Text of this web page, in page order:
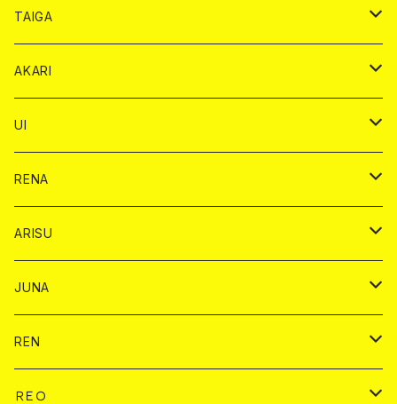
ショット
チェキ １５００円
ショット
BAIKA
シャンパンカード
ドリンクカード
チップ
チェキ
ドリンク
シャンパン
1ドリンク
チップ
TAIGA
ドリンク
シャンパン
1ドリンク
チップ
AKARI
ドリンク
1ドリンク
ショット
UI
バイカ
ドリンク
シャンパン
ドリンク
チェキ
RENA
バイカ
ドリンク
ドリンク
ヤードグラス
チェキ
ARISU
バイカ
ドリンク
ドリンク
チェキ
JUNA
バイカ
ドリンク
REN
バイカ
ＲＥＯ